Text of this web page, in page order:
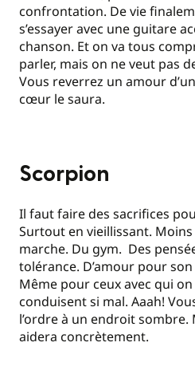
confrontation. De vie
s’essayer avec une guitare
chanson. Et on va tous
parler, mais on ne veut pas
Vous reverrez un amour
cœur le saura.
Scorpion
Il faut faire des sacrifices
Surtout en vieillissant. Moins
marche. Du gym. Des
tolérance. D’amour pour
Même pour ceux avec qui
conduisent si mal. Aaah!
l’ordre à un endroit sombre.
aidera concrètement.